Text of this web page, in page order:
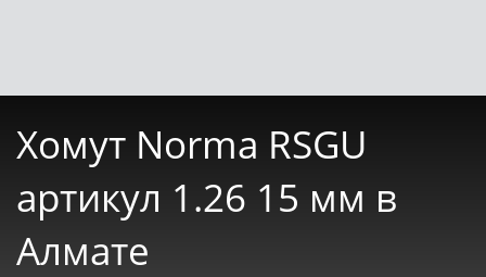
Хомут Norma RSGU
артикул 1.26 15 мм в
Алмате